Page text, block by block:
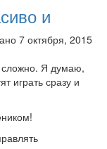
и
7 октября, 2015
сложно. Я думаю,
играть сразу и